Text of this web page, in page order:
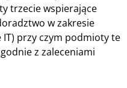
trzecie wspierające
w zakresie
przy czym podmioty te
z zaleceniami